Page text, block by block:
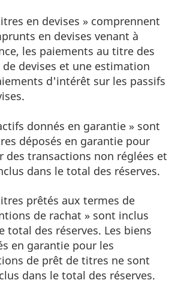
en devises » comprennent
en devises venant à
les paiements au titre des
de devises et une estimation
d'intérêt sur les passifs
de la note de bas de page
donnés en garantie » sont
déposés en garantie pour
des transactions non réglées et
dans le total des réserves.
de la note de bas de page
prêtés aux termes de
de rachat » sont inclus
total des réserves. Les biens
en garantie pour les
de prêt de titres ne sont
dans le total des réserves.
de la note de bas de page